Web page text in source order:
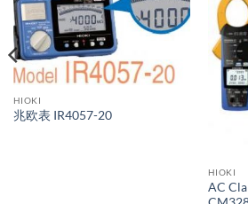
HIOKI
兆欧表 IR4057-20
HIOKI
AC